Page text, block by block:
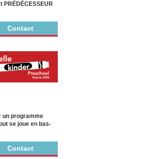
PRÉDÉCESSEUR
Contact
un programme
se joue en bas-
Contact